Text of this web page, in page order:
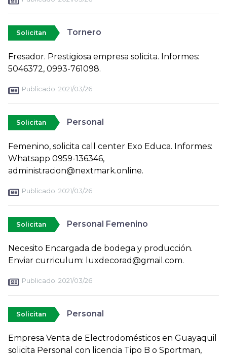
Solicitan Tornero
Fresador. Prestigiosa empresa solicita. Informes:
5046372, 0993-761098.
Publicado: 2021/03/26
Solicitan Personal
Femenino, solicita call center Exo Educa. Informes:
Whatsapp 0959-136346,
administracion@nextmark.online.
Publicado: 2021/03/26
Solicitan Personal Femenino
Necesito Encargada de bodega y producción.
Enviar curriculum: luxdecorad@gmail.com.
Publicado: 2021/03/26
Solicitan Personal
Empresa Venta de Electrodomésticos en Guayaquil
solicita Personal con licencia Tipo B o Sportman,